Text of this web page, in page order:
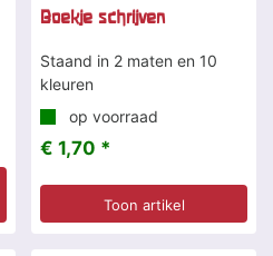
Boekje schrijven
Staand in 2 maten en 10
kleuren
op voorraad
€ 1,70 *
Toon artikel